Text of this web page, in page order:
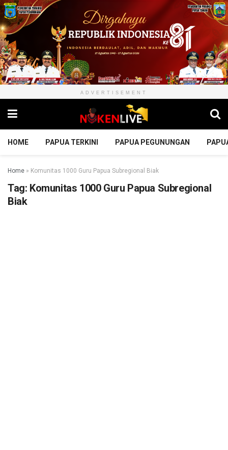
ADVERTISEMENT
HOME PAPUA TERKINI PAPUA PEGUNUNGAN
Home » Komunitas 1000 Guru Papua Subregional Biak
Tag: Komunitas 1000 Guru Papua Subregional
Biak